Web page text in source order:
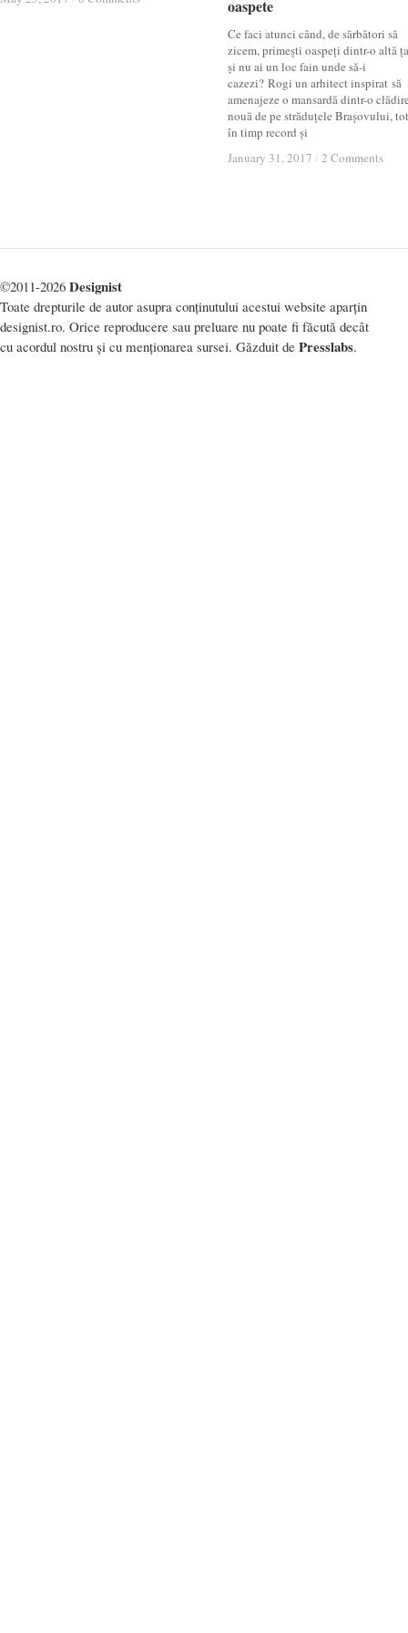
oaspete
Ce faci atunci când, de sărbători să
zicem, primești oaspeți dintr-o altă
și nu ai un loc fain unde să-i
cazezi? Rogi un arhitect inspirat să
amenajeze o mansardă dintr-o
nouă de pe străduțele Brașovului,
în timp record și
January 31, 2017 / 2 Comments
oaspete
January 31, 2017 / 2 Comments
©2011-2026 Designist
Toate drepturile de autor asupra conținutului acestui website aparțin
designist.ro. Orice reproducere sau preluare nu poate fi făcută decât
cu acordul nostru și cu menționarea sursei. Găzduit de Presslabs.